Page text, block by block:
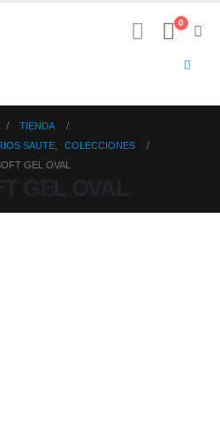
0
TIENDA
SAUTE
COLECCIONES
GEL OVAL